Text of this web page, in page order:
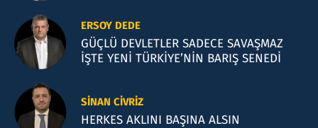
ERSOY DEDE
GÜÇLÜ DEVLETLER SADECE SAVAŞMAZ
İŞTE YENİ TÜRKİYE’NİN BARIŞ SENEDİ
SINAN CIVRIZ
HERKES AKLINI BAŞINA ALSIN